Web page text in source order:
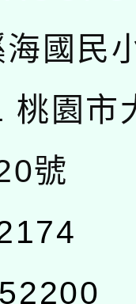
國民
桃園市
號